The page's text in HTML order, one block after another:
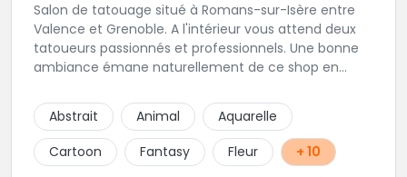
Salon de tatouage situé à Romans-sur-Isère entre
Valence et Grenoble. A l'intérieur vous attend deux
tatoueurs passionnés et professionnels. Une bonne
ambiance émane naturellement de ce shop en
Abstrait
Animal
Aquarelle
Cartoon
Fantasy Fleur + 10